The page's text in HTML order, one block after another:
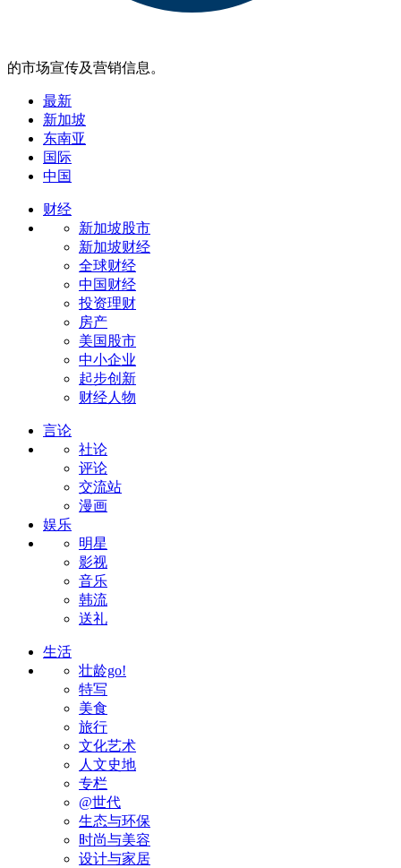
的市场宣传及营销信息。
最新
新加坡
东南亚
国际
中国
财经
新加坡股市
新加坡财经
全球财经
中国财经
投资理财
房产
美国股市
中小企业
起步创新
财经人物
言论
社论
评论
交流站
漫画
娱乐
明星
影视
音乐
韩流
送礼
生活
壮龄go!
特写
美食
旅行
文化艺术
人文史地
专栏
@世代
生态与环保
时尚与美容
设计与家居